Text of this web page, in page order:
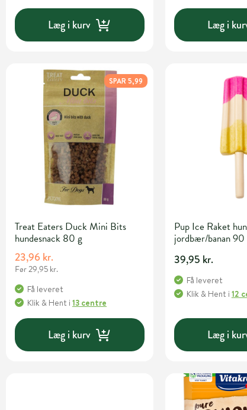
Læg i kurv Læg i
SPAR 5,99
Treat Eaters Duck Mini Bits
hundesnack 80 g
23,96 kr.
Før 29,95 kr.
Få leveret
Klik & Hent i 13 centre
Læg i kurv
Pup Ice Raket
jordbær/banan 90
39,95 kr.
Få leveret
Klik & Hent i 12
Læg i